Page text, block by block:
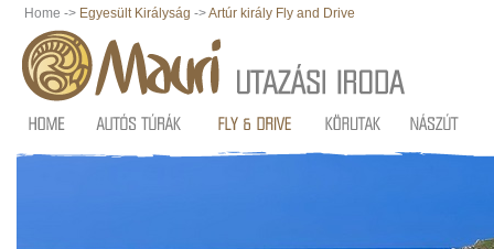
Home -> Egyesült Királyság ->Artúr király Fly and Drive